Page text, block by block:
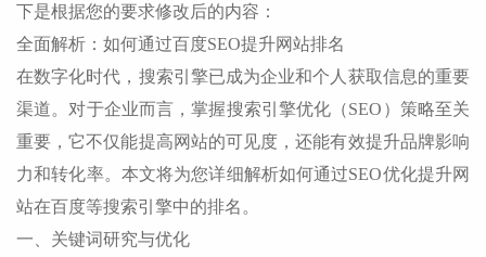
下是根据您的要求修改后的内容：
全面解析：如何通过百度SEO提升网站排名
在数字化时代，搜索引擎已成为企业和个人获取信息的重要
渠道。对于企业而言，掌握搜索引擎优化（SEO）策略至关
重要，它不仅能提高网站的可见度，还能有效提升品牌影响
力和转化率。本文将为您详细解析如何通过SEO优化提升网
站在百度等搜索引擎中的排名。
一、关键词研究与优化